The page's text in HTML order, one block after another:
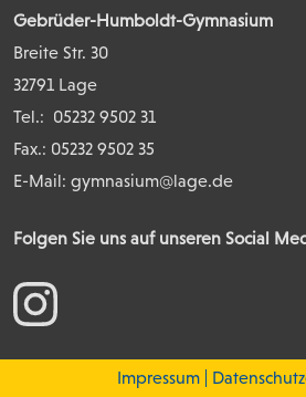
Gebrüder-Humboldt-Gymnasium
Breite Str. 30
32791 Lage
Tel.: 05232 9502 31
Fax.: 05232 9502 35
E-Mail: gymnasium@lage.de
Folgen Sie uns auf unseren Social
Impressum